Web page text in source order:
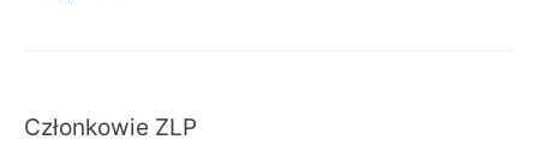
Członkowie ZLP